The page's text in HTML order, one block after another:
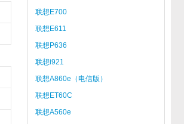
联想E700
联想E611
联想P636
联想i921
联想A860e（电信版）
联想ET60C
联想A560e